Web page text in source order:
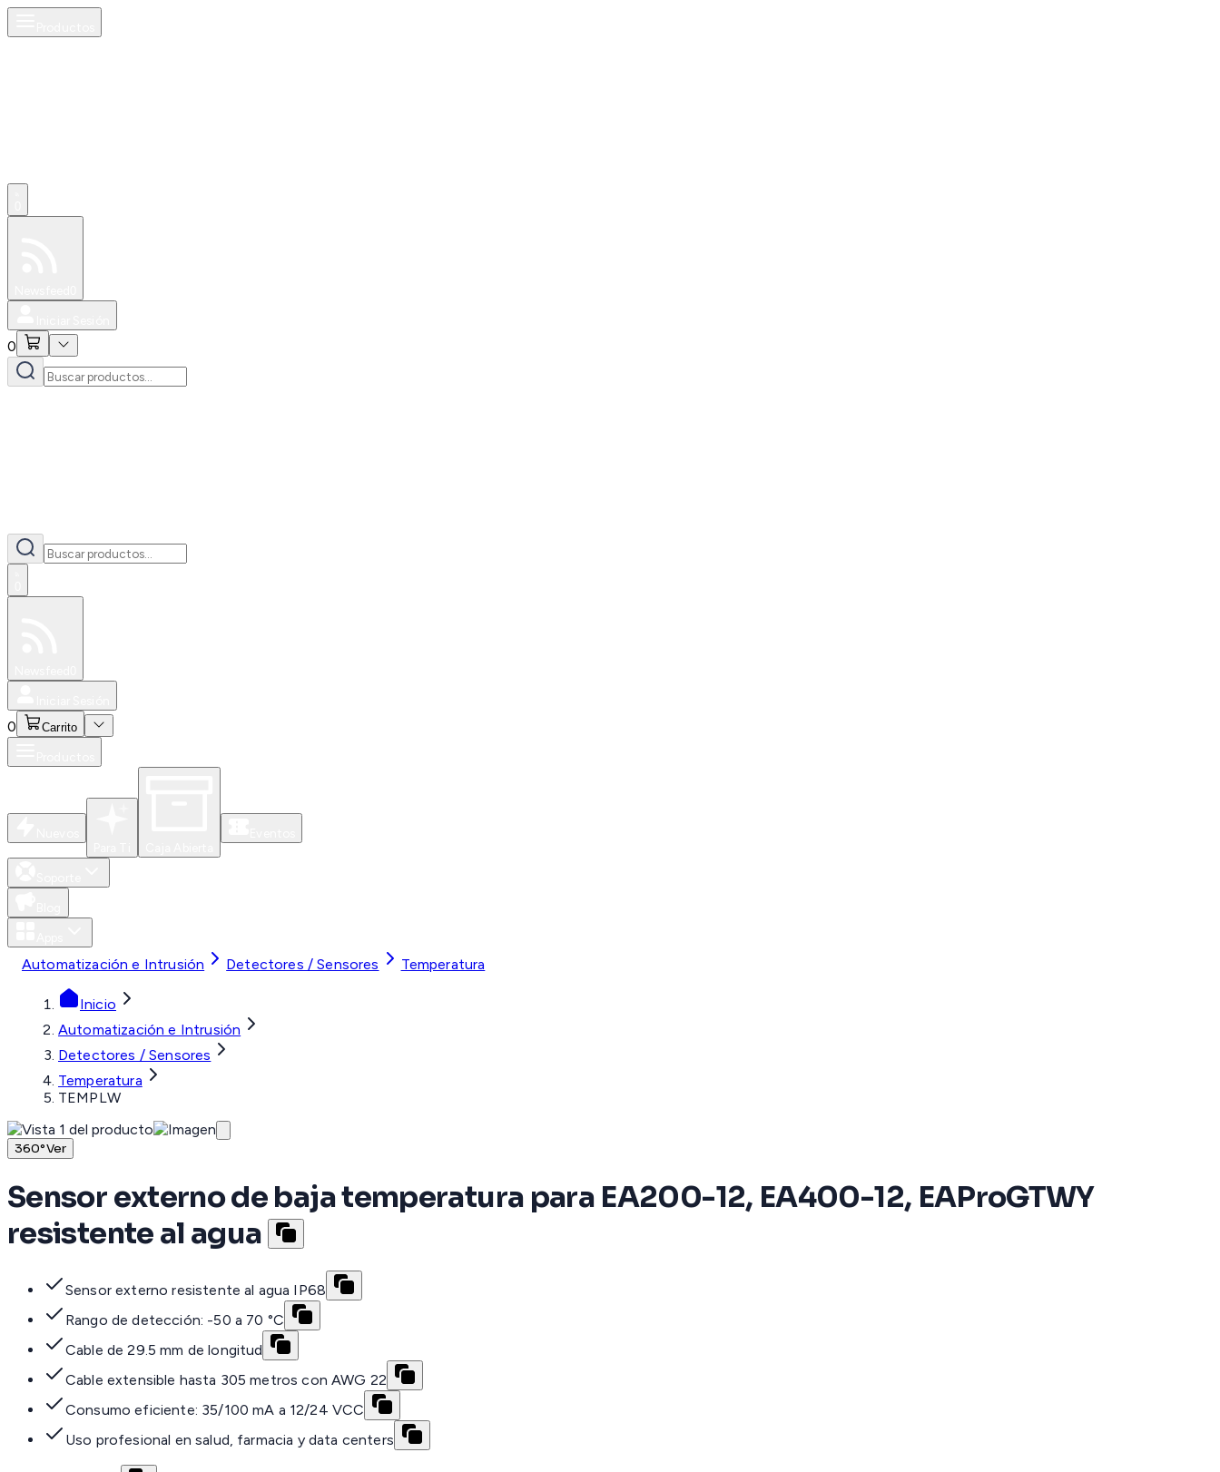
0
0 Carrito
Automatización e Intrusión Detectores / Sensores Temperatura
Inicio
Automatización e Intrusión
Detectores / Sensores
Temperatura
TEMPLW
360°Ver
Sensor externo de baja temperatura para EA200-12, EA400-12, EAProGTWY
resistente al agua
Sensor externo resistente al agua IP68
Rango de detección: -50 a 70 °C
Cable de 29.5 mm de longitud
Cable extensible hasta 305 metros con AWG 22
Consumo eficiente: 35/100 mA a 12/24 VCC
Uso profesional en salud, farmacia y data centers